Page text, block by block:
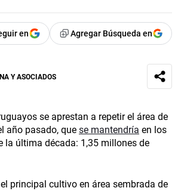
en Agregar Búsqueda en
Y ASOCIADOS
se aprestan a repetir el área de
año pasado, que se mantendría en los
la última década: 1,35 millones de
principal cultivo en área sembrada de